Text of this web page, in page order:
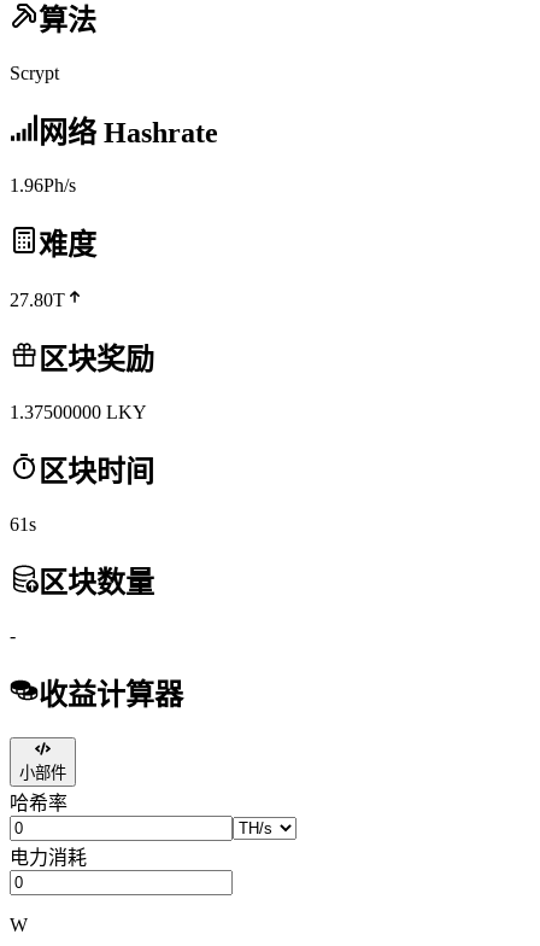
算法
Scrypt
网络 Hashrate
1.96Ph/s
难度
27.80T
区块奖励
1.37500000 LKY
区块时间
61s
区块数量
-
收益计算器
小部件
哈希率
电力消耗
W